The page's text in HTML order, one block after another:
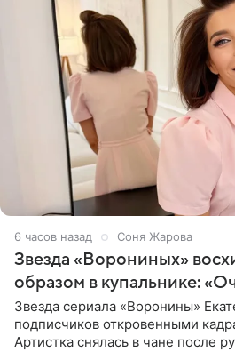
6 часов назад Соня Жарова
Звезда «Ворониных»
образом в купальнике:
Звезда сериала «Воронины»
подписчиков откровенными
Артистка снялась в чане после